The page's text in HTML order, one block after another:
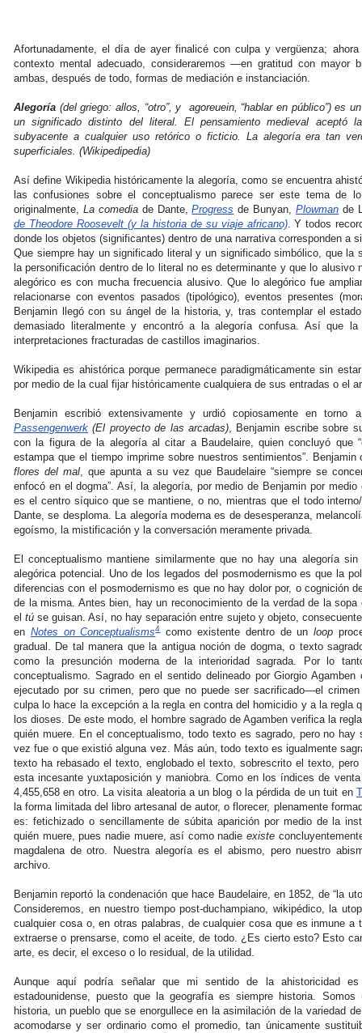
Afortunadamente, el día de ayer finalicé con culpa y vergüenza;
contexto mental adecuado, consideraremos —en gratitud con
ambas, después de todo, formas de mediación e instanciación.
Alegoría (del griego: allos, “otro”, y agoreuein, “hablar en público”) es
un significado distinto del literal. El pensamiento medieval aceptó
subyacente a cualquier uso retórico o ficticio. La alegoría era tan
superficiales. (Wikipedipedia)
Así define Wikipedia históricamente la alegoría, como se encuentra
las confusiones sobre el conceptualismo parece ser este tema de
originalmente, La comediade Dante,Progress de Bunyan,Plowman de
de Theodore Roosevelt (y la historia de su viaje africano). Y todos
donde los objetos (significantes) dentro de una narrativa corresponden a
Que siempre hay un significado literal y un significado simbólico, que
la personificación dentro de lo literal no es determinante y que lo alusivo
alegórico es con mucha frecuencia alusivo. Que lo alegórico fue
relacionarse con eventos pasados (tipológico), eventos presentes
Benjamin llegó con su ángel de la historia, y, tras contemplar el
demasiado literalmente y encontró a la alegoría confusa. Así que
interpretaciones fracturadas de castillos imaginarios.
Wikipedia es ahistórica porque permanece paradigmáticamente sin
por medio de la cual fijar históricamente cualquiera de sus entradas o el
Benjamin escribió extensivamente y urdió copiosamente en
Passengenwerk (El proyecto de las arcadas), Benjamin escribe sobre
con la figura de la alegoría al citar a Baudelaire, quien concluyó que
estampa que el tiempo imprime sobre nuestros sentimientos”.
flores del mal, que apunta a su vez que Baudelaire “siempre se
enfocó en el dogma”. Así, la alegoría, por medio de Benjamin por
es el centro síquico que se mantiene, o no, mientras que el todo
Dante, se desploma. La alegoría moderna es de desesperanza,
egoísmo, la mistificación y la conversación meramente privada.
El conceptualismo mantiene similarmente que no hay una alegoría
alegórica potencial. Uno de los legados del posmodernismo es que la
diferencias con el posmodernismo es que no hay dolor por, o cognición
de la misma. Antes bien, hay un reconocimiento de la verdad de la
eltú se guisan. Así, no hay separación entre sujeto y objeto,
en Notes on Conceptualisms4como existente dentro de unloop
gradual. De tal manera que la antigua noción de dogma, o texto
como la presunción moderna de la interioridad sagrada. Por lo
conceptualismo. Sagrado en el sentido delineado por Giorgio
ejecutado por su crimen, pero que no puede ser sacrificado—el
culpa lo hace la excepción a la regla en contra del homicidio y a la regla
los dioses. De este modo, el hombre sagrado de Agamben verifica la
quién muere. En el conceptualismo, todo texto es sagrado, pero no hay
vez fue o que existió alguna vez. Más aún, todo texto es igualmente
texto ha rebasado el texto, englobado el texto, sobrescrito el texto,
esta incesante yuxtaposición y maniobra. Como en los índices de
4,455,658 en otro. La visita aleatoria a un blog o la pérdida de un tuit en
la forma limitada del libro artesanal de autor, o florecer, plenamente
es: fetichizado o sencillamente de súbita aparición por medio de la
quién muere, pues nadie muere, así como nadieexiste
magdalena de otro. Nuestra alegoría es el abismo, pero nuestro
archivo.
Benjamin reportó la condenación que hace Baudelaire, en 1852, de “la
Consideremos, en nuestro tiempo post-duchampiano, wikipédico, la
cualquier cosa o, en otras palabras, de cualquier cosa que es inmune a
extraerse o prensarse, como el aceite, de todo. ¿Es cierto esto? Esto
arte, es decir, el exceso o lo residual, de la utilidad.
Aunque aquí podría señalar que mi sentido de la ahistoricidad
estadounidense, puesto que la geografía es siempre historia.
historia, un pueblo que se enorgullece en la asimilación de la variedad
acomodarse y ser ordinario como el promedio, tan únicamente